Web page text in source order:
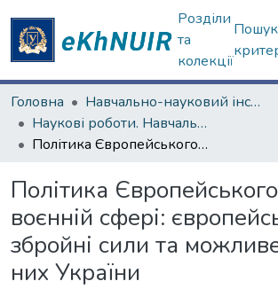
Розділи
та
колекції
Головна
Навчально-науковий інститут філософії, культурології, політології
Наукові роботи. Навчально-науковий інститут філософії, культурології, політології
Політика Європейського Союзу у воєнній сфері: європейські збройні сили та можливе місце в них України
Політика
воєнній сфері:
збройні сили та
них України